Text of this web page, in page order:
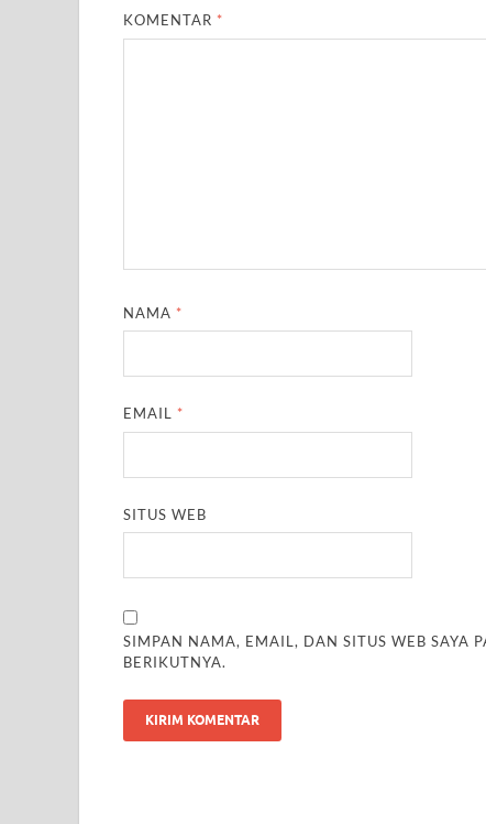
KOMENTAR *
NAMA *
EMAIL *
SITUS WEB
SIMPAN NAMA, EMAIL, DAN SITUS WEB SAYA
BERIKUTNYA.